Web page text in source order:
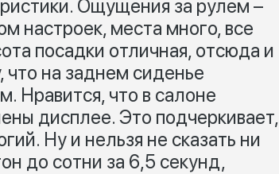
Ощущения за рулем –
настроек, места много, все
посадки отличная, отсюда и
что на заднем сиденье
Нравится, что в салоне
дисплее. Это подчеркивает,
Ну и нельзя не сказать ни
до сотни за 6,5 секунд,